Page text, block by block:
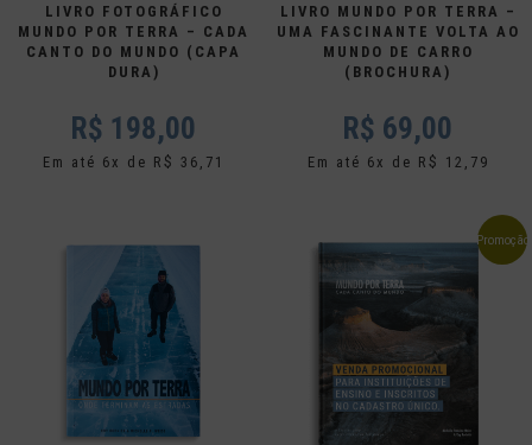
LIVRO FOTOGRÁFICO
MUNDO POR TERRA – CADA
CANTO DO MUNDO (CAPA
DURA)
R$ 198,00
Em até 6x de R$ 36,71
LIVRO MUNDO POR TERRA –
UMA FASCINANTE VOLTA AO
MUNDO DE CARRO
(BROCHURA)
R$ 69,00
Em até 6x de R$ 12,79
Promoção